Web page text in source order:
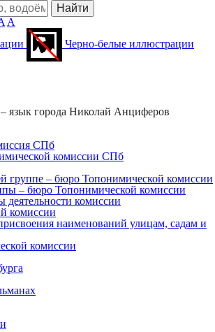
A
Черно-белые иллюстрации
язык города Николай Анциферов
СПб
комиссии СПб
группе – бюро Топонимической комиссии
– бюро Топонимической комиссии
комиссии
комиссии
наименований улицам, садам и
комиссии